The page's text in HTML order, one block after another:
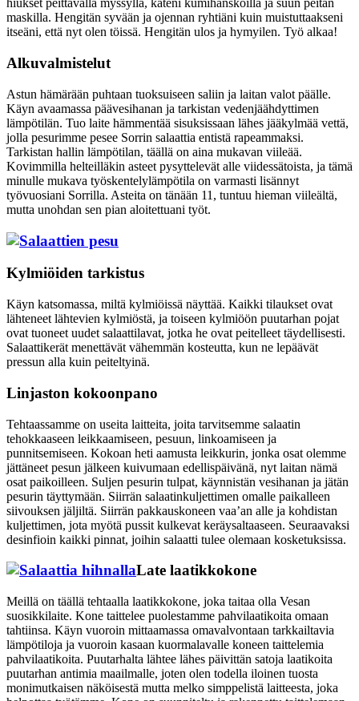
hiukset peittävällä myssyllä, käteni kumihanskoilla ja suun peitän
maskilla. Hengitän syvään ja ojennan ryhtiäni kuin muistuttaakseni
itseäni, että nyt olen töissä. Hengitän ulos ja hymyilen. Työ alkaa!
Alkuvalmistelut
Astun hämärään puhtaan tuoksuiseen saliin ja laitan valot päälle.
Käyn avaamassa päävesihanan ja tarkistan vedenjäähdyttimen
lämpötilän. Tuo laite hämmentää sisuksissaan lähes jääkylmää vettä,
jolla pesurimme pesee Sorrin salaattia entistä rapeammaksi.
Tarkistan hallin lämpötilan, täällä on aina mukavan viileää.
Kovimmilla helteilläkin asteet pysyttelevät alle viidessätoista, ja tämä
minulle mukava työskentelylämpötila on varmasti lisännyt
työvuosiani Sorrilla. Asteita on tänään 11, tuntuu hieman viileältä,
mutta unohdan sen pian aloitettuani työt.
Kylmiöiden tarkistus
Käyn katsomassa, miltä kylmiöissä näyttää. Kaikki tilaukset ovat
lähteneet lähtevien kylmiöstä, ja toiseen kylmiöön puutarhan pojat
ovat tuoneet uudet salaattilavat, jotka he ovat peitelleet täydellisesti.
Salaattikerät menettävät vähemmän kosteutta, kun ne lepäävät
pressun alla kuin peiteltyinä.
Linjaston kokoonpano
Tehtaassamme on useita laitteita, joita tarvitsemme salaatin
tehokkaaseen leikkaamiseen, pesuun, linkoamiseen ja
punnitsemiseen. Kokoan heti aamusta leikkurin, jonka osat olemme
jättäneet pesun jälkeen kuivumaan edellispäivänä, nyt laitan nämä
osat paikoilleen. Suljen pesurin tulpat, käynnistän vesihanan ja jätän
pesurin täyttymään. Siirrän salaatinkuljettimen omalle paikalleen
siivouksen jäljiltä. Siirrän pakkauskoneen vaa’an alle ja kohdistan
kuljettimen, jota myötä pussit kulkevat keräysaltaaseen. Seuraavaksi
desinfioin kaikki pinnat, joihin salaatti tulee olemaan kosketuksissa.
Late laatikkokone
Meillä on täällä tehtaalla laatikkokone, joka taitaa olla Vesan
suosikkilaite. Kone taittelee puolestamme pahvilaatikoita omaan
tahtiinsa. Käyn vuoroin mittaamassa omavalvontaan tarkkailtavia
lämpötiloja ja vuoroin kasaan kuormalavalle koneen taittelemia
pahvilaatikoita. Puutarhalta lähtee lähes päivittän satoja laatikoita
puutarhan antimia maailmalle, joten olen todella iloinen tuosta
monimutkaisen näköisestä mutta melko simppelistä laitteesta, joka